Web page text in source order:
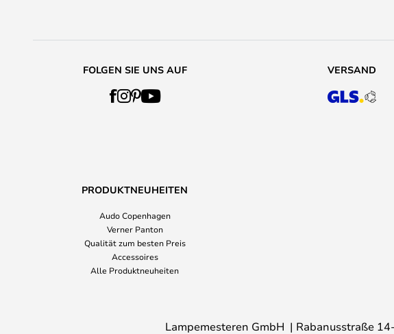
FOLGEN SIE UNS AUF VERSAND
PRODUKTNEUHEITEN
Audo Copenhagen
Verner Panton
Qualität zum besten Preis
Accessoires
Alle Produktneuheiten
Lampemesteren GmbH Rabanusstraße